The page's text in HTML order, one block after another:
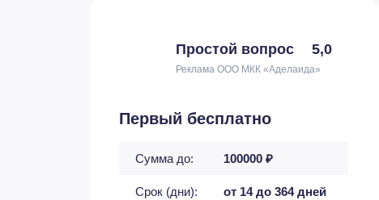
Простой вопрос 5,0
Реклама ООО МКК «Аделаида»
Первый бесплатно
Сумма до: 100000 ₽
Срок (дни): от 14 до 364 дней